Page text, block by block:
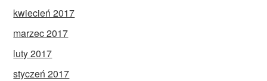
kwiecień 2017
marzec 2017
luty 2017
styczeń 2017